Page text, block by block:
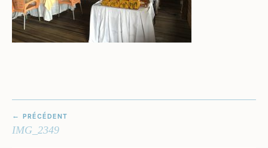
NAVIGATION
DE
L’ARTICLE
PRÉCÉDENT
IMG_2349